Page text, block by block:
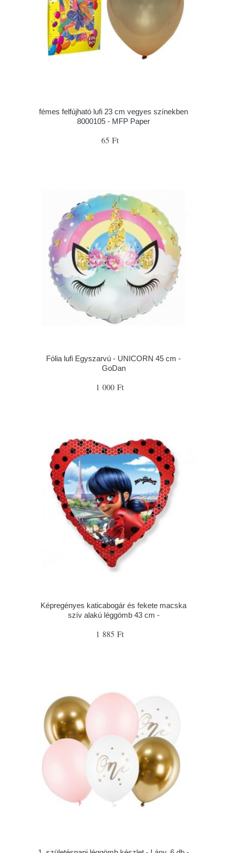
fémes felfújható lufi 23 cm vegyes színekben
8000105 - MFP Paper
65 Ft
Fólia lufi Egyszarvú - UNICORN 45 cm -
GoDan
1 000 Ft
Képregényes katicabogár és fekete macska
szív alakú léggömb 43 cm -
1 885 Ft